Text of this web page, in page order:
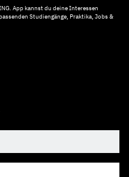
App kannst du deine Interessen
Studiengänge, Praktika, Jobs &